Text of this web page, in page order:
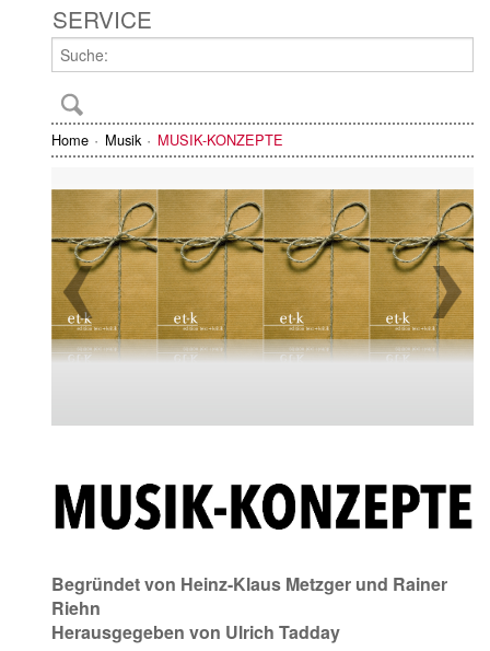
SERVICE
Home Musik MUSIK-KONZEPTE
Begründet von Heinz-Klaus Metzger und Rainer
Riehn
Herausgegeben von Ulrich Tadday